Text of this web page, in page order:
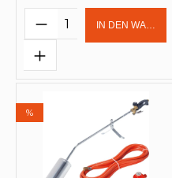
ProduktIN DEN
%